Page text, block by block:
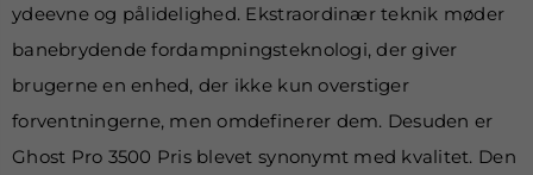
ydeevne og pålidelighed. Ekstraordinær teknik møder
banebrydende fordampningsteknologi, der giver
brugerne en enhed, der ikke kun overstiger
forventningerne, men omdefinerer dem. Desuden er
Ghost Pro 3500 Pris blevet synonymt med kvalitet. Den